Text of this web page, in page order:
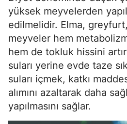
yüksek meyvelerden
edilmelidir. Elma,
meyveler hem
hem de tokluk hissini
suları yerine evde taze
suları içmek, katkı
alımını azaltarak daha
yapılmasını sağlar.